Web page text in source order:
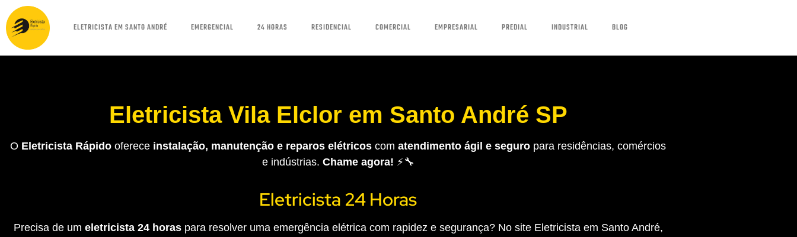
ELETRICISTA EM SANTO ANDRÉ EMERGENCIAL 24 HORAS RESIDENCIAL COMERCIAL EMPRESARIAL PREDIAL INDUSTRIAL BLOG
Eletricista Vila Elclor em Santo André SP
O Eletricista Rápido oferece instalação, manutenção e reparos elétricos com atendimento ágil e seguro para residências, comércios
e indústrias. Chame agora! ⚡🔧
Eletricista 24 Horas
Precisa de um eletricista 24 horaspara resolver uma emergência elétrica com rapidez e segurança? No site Eletricista em Santo André,